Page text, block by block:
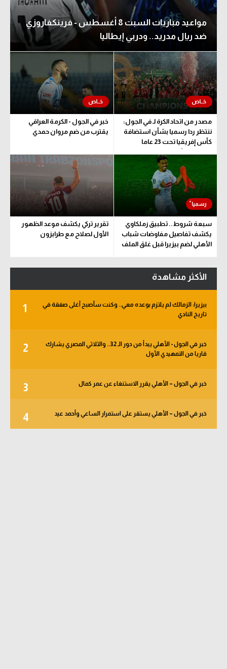
مواعيد مباريات السبت 8 أغسطس - فرينكفاروزي
ضد ريال مدريد.. ودربي إيطاليا
مصدر من اتحاد الكرة لـ في الجول:
ننتظر ردا رسميا بشأن استضافة
كأس إفريقيا تحت 23 عاما
خبر في الجول - الكرمة العراقي
يقترب من ضم مروان حمدي
سبعة شروط.. تطبيق زملكاوي
يكشف تفاصيل مفاوضات شباب
الأهلي لضم بيزيرا قبل غلق الملف
تقرير تركي يكشف موعد الظهور
الأول لصلاح مع طرابزون
الأكثر مشاهدة
1
بيزيرا: الزمالك لم يلتزم بوعده معي.. وكنت سأصبح أغلى صفقة في
تاريخ النادي
2
خبر في الجول - الأهلي يبدأ من دور الـ 32.. والثلاثي المصري يشارك
قاريا من التمهيدي الأول
3 خبر في الجول – الأهلي يقرر الاستنغاء عن عمر كمال
4 خبر في الجول – الأهلي يستقر على استمرار الساعي وأحمد عيد